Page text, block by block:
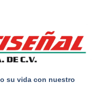
su vida con nuestro